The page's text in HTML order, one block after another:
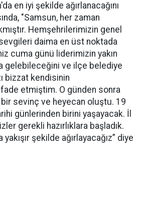
en iyi şekilde ağırlanacağını
"Samsun, her zaman
Hemşehrilerimizin genel
sevgileri daima en üst noktada
cuma günü liderimizin yakın
gelebileceğini ve ilçe belediye
bizzat kendisinin
etmiştim. O günden sonra
sevinç ve heyecan oluştu. 19
günlerinden birini yaşayacak. İl
gerekli hazırlıklara başladık.
şekilde ağırlayacağız” diye